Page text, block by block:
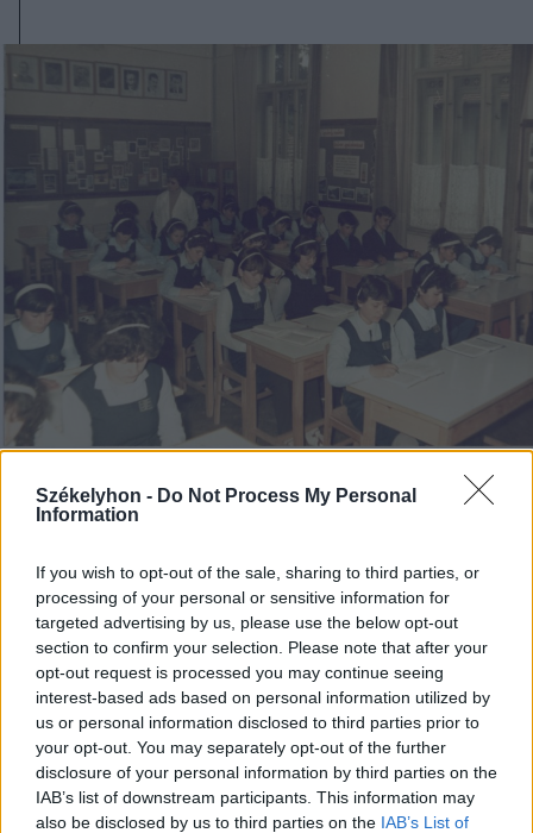
Székelyhon - Do Not Process My Personal
Information
If you wish to opt-out of the sale, sharing to third parties, or
processing of your personal or sensitive information for
targeted advertising by us, please use the below opt-out
section to confirm your selection. Please note that after your
opt-out request is processed you may continue seeing
interest-based ads based on personal information utilized by
us or personal information disclosed to third parties prior to
your opt-out. You may separately opt-out of the further
disclosure of your personal information by third parties on the
IAB’s list of downstream participants. This information may
also be disclosed by us to third parties on the IAB’s List of
2024. december 19., csütörtök
Szükség van a kommunizmus
történetének oktatására, hiszen
lassan mindent befed a történelmi
homály